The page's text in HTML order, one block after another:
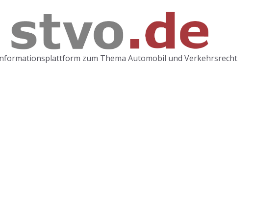
zum Thema Automobil und Verkehrsrecht